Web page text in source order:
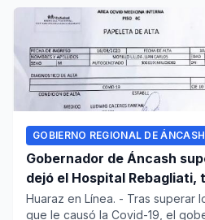
GOBIERNO REGIONAL DE ÁNCASH
Gobernador de Áncash
dejó el Hospital
médica
Huaraz en Línea. - Tras superar
que le causó la Covid-19, el